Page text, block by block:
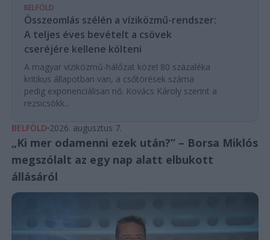
BELFÖLD
Összeomlás szélén a víziközmű-rendszer:
A teljes éves bevételt a csövek
cseréjére kellene költeni
A magyar víziközmű-hálózat közel 80 százaléka
kritikus állapotban van, a csőtörések száma
pedig exponenciálisan nő. Kovács Károly szerint a
rezsicsökk...
BELFÖLD 2026. augusztus 7.
„Ki mer odamenni ezek után?” – Borsa Miklós
megszólalt az egy nap alatt elbukott
állásáról